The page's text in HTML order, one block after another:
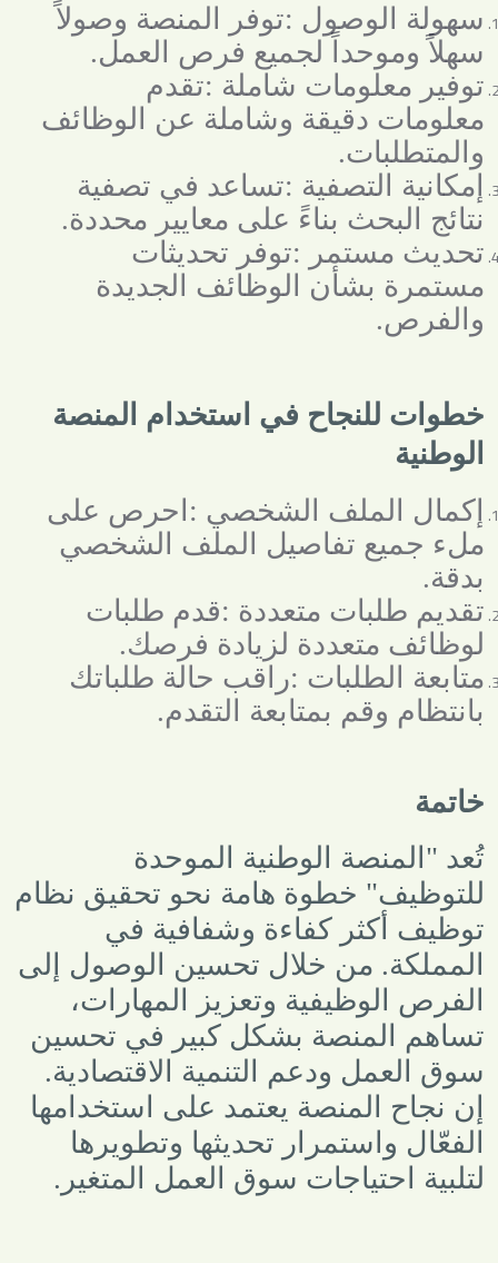
سهولة الوصول :توفر المنصة وصولاً
سهلاً وموحداً لجميع فرص العمل.
توفير معلومات شاملة :تقدم
معلومات دقيقة وشاملة عن الوظائف
والمتطلبات.
إمكانية التصفية :تساعد في تصفية
نتائج البحث بناءً على معايير محددة.
تحديث مستمر :توفر تحديثات
مستمرة بشأن الوظائف الجديدة
والفرص.
خطوات للنجاح في استخدام المنصة
الوطنية
إكمال الملف الشخصي : احرص على
ملء جميع تفاصيل الملف الشخصي
بدقة.
تقديم طلبات متعددة :قدم طلبات
لوظائف متعددة لزيادة فرصك.
متابعة الطلبات :راقب حالة طلباتك
بانتظام وقم بمتابعة التقدم.
خاتمة
تُعد "المنصة الوطنية الموحدة
للتوظيف" خطوة هامة نحو تحقيق نظام
توظيف أكثر كفاءة وشفافية في
المملكة. من خلال تحسين الوصول إلى
الفرص الوظيفية وتعزيز المهارات،
تساهم المنصة بشكل كبير في تحسين
سوق العمل ودعم التنمية الاقتصادية.
إن نجاح المنصة يعتمد على استخدامها
الفعّال واستمرار تحديثها وتطويرها
لتلبية احتياجات سوق العمل المتغير .